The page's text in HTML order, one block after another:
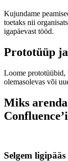
Kujundame
toetaks nii
igapäevast tööd.
Prototüüp
Loome prototüübid,
olemasolevas või
Miks
Selgem